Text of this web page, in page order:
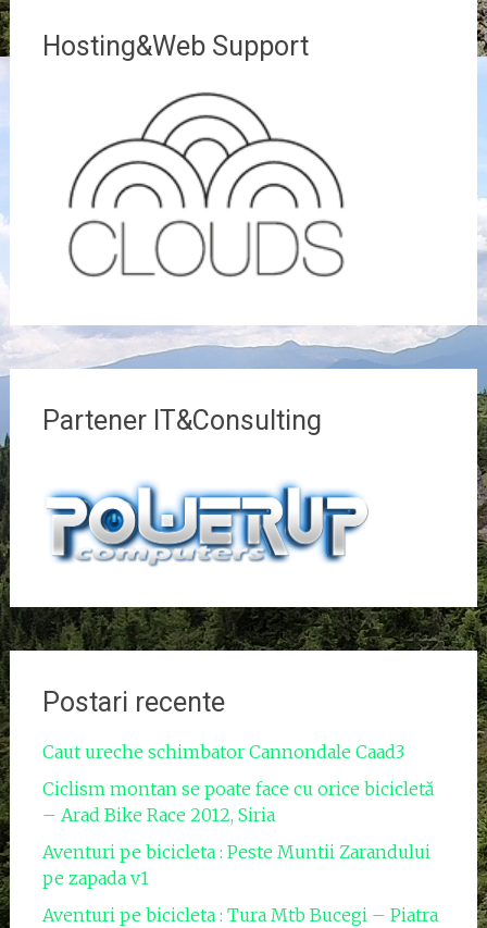
Hosting&Web Support
Partener IT&Consulting
Postari recente
Caut ureche schimbator Cannondale Caad3
Ciclism montan se poate face cu orice bicicletă
– Arad Bike Race 2012, Siria
Aventuri pe bicicleta : Peste Muntii Zarandului
pe zapada v1
Aventuri pe bicicleta : Tura Mtb Bucegi – Piatra